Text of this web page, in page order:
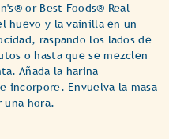
or Best Foods® Real
huevo y la vainilla en un
raspando los lados de
o hasta que se mezclen
Añada la harina
incorpore. Envuelva la masa
una hora.